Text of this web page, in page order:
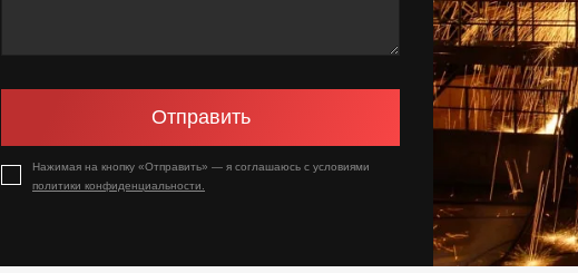
Отправить
Нажимая на кнопку «Отправить» — я соглашаюсь с условиями
политики конфиденциальности.